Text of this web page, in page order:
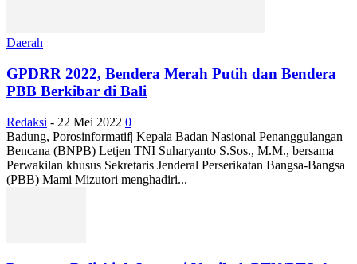
Daerah
GPDRR 2022, Bendera Merah Putih dan Bendera
PBB Berkibar di Bali
Redaksi - 22 Mei 2022 0
Badung, Porosinformatif| Kepala Badan Nasional Penanggulangan
Bencana (BNPB) Letjen TNI Suharyanto S.Sos., M.M., bersama
Perwakilan khusus Sekretaris Jenderal Perserikatan Bangsa-Bangsa
(PBB) Mami Mizutori menghadiri...